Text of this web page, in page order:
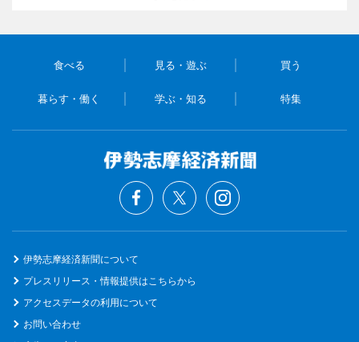
食べる 見る・遊ぶ 買う
暮らす・働く 学ぶ・知る 特集
伊勢志摩経済新聞について
プレスリリース・情報提供はこちらから
アクセスデータの利用について
お問い合わせ